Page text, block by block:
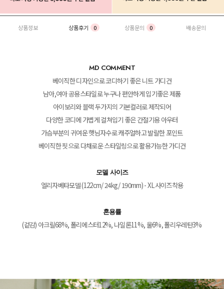
상품정보 상품후기 0 상품문의 0 배송문의
MD COMMENT
베이직한 디자인으로 코디하기 좋은 니트 가디건
남아,여아 공용스타일로 누구나 편안하게 입기좋은 제품
아이보리와 블랙 두가지의 기본컬러로 제작되어
다양한 코디에 가볍게 걸쳐입기 좋은 간절기용 아우터
가슴부분의 귀여운 햇님자수로 캐주얼하고 발랄한 포인트
베이직한 핏으로 다채로운 스타일링으로 활용가능한 가디건
모델 사이즈
엘리자베타모델 (122cm/ 24kg/ 190mm) - XL사이즈착용
혼용률
(겉감) 아크릴68%, 폴리에스터12%, 나일론11%, 울6%, 폴리우레탄3%